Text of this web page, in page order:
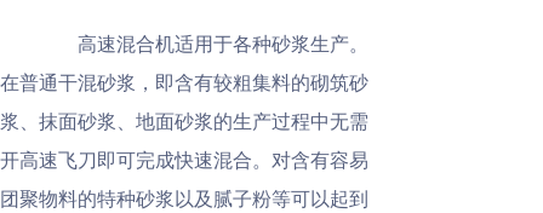
高速混合机适用于各种砂浆生产。
在普通干混砂浆，即含有较粗集料的砌筑砂
浆、抹面砂浆、地面砂浆的生产过程中无需
开高速飞刀即可完成快速混合。对含有容易
团聚物料的特种砂浆以及腻子粉等可以起到